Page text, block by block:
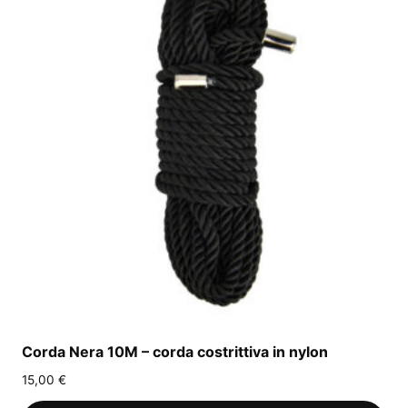
Corda Nera 10M – corda costrittiva in nylon
15,00 €